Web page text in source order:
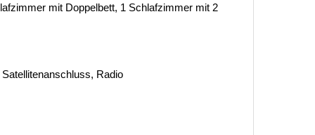
mit Doppelbett, 1 Schlafzimmer mit 2
Radio